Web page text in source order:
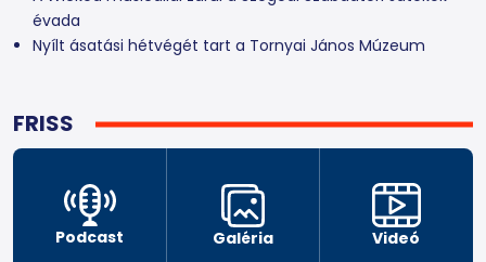
FRISS
Podcast Galéria Videó
évada
Nyílt ásatási hétvégét tart a Tornyai János Múzeum